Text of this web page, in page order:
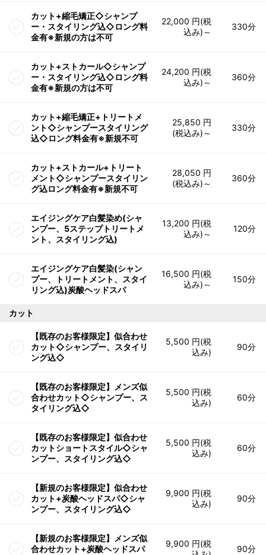
カット+縮毛矯正◇シャンプ
ー・スタイリング込◇ロング料
金有※新規の方は不可
22,000 円(税
込み)～
330分
カット+ストカール◇シャンプ
ー・スタイリング込◇ロング料
金有※新規の方は不可
24,200 円(税
込み)～
360分
カット+縮毛矯正+トリートメ
ント◇シャンプースタイリング
込◇ロング料金有※新規不可
25,850 円
(税込み)～
330分
カット+ストカール+トリート
メント◇シャンプースタイリン
グ込ロング料金有※新規不可
28,050 円
(税込み)～
360分
エイジングケア白髪染め(シャ
ンプー、5ステップトリートメ
ント、スタイリング込)
13,200 円(税
込み)～
120分
エイジングケア白髪染(シャン
プー、トリートメント、スタイ
リング込)炭酸ヘッドスパ
16,500 円(税
込み)～
150分
カット
【既存のお客様限定】似合わせ
カット◇シャンプー、スタイリ
ング込◇
5,500 円(税
込み)
90分
【既存のお客様限定】メンズ似
合わせカット◇シャンプー、ス
タイリング込◇
5,500 円(税
込み)
60分
【既存のお客様限定】似合わせ
カットショートスタイル◇シャ
ンプー、スタイリング込◇
5,500 円(税
込み)
60分
【新規のお客様限定】似合わせ
カット+炭酸ヘッドスパ◇シャ
ンプー、スタイリング込◇
9,900 円(税
込み)
90分
【新規のお客様限定】メンズ似
合わせカット+炭酸ヘッドスパ
9,900 円(税
90分